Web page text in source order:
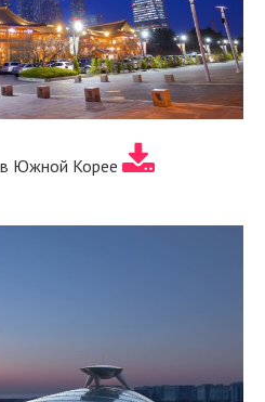
Южной Корее